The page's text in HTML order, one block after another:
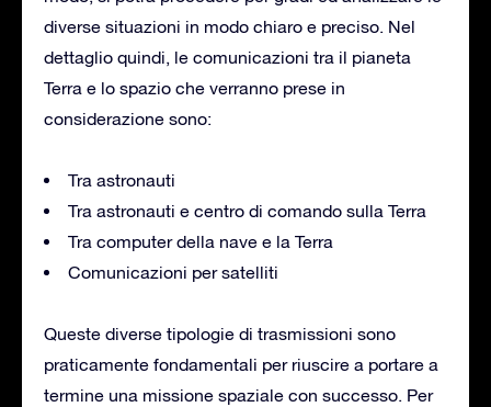
diverse situazioni in modo chiaro e preciso. Nel
dettaglio quindi, le comunicazioni tra il pianeta
Terra e lo spazio che verranno prese in
considerazione sono:
Tra astronauti
Tra astronauti e centro di comando sulla Terra
Tra computer della nave e la Terra
Comunicazioni per satelliti
Queste diverse tipologie di trasmissioni sono
praticamente fondamentali per riuscire a portare a
termine una missione spaziale con successo. Per